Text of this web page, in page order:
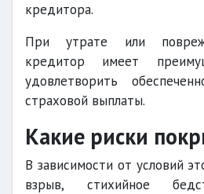
кредитора.
При утрате или
кредитор имеет
удовлетворить
страховой выплаты.
Какие риски
В зависимости от условий
взрыв, стихийное